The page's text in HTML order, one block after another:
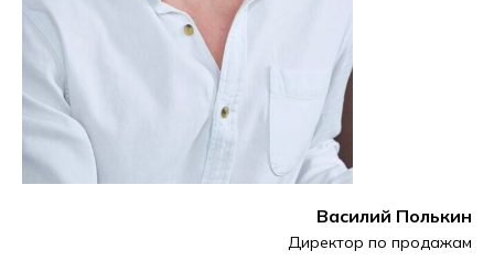
Василий Полькин
Директор по продажам